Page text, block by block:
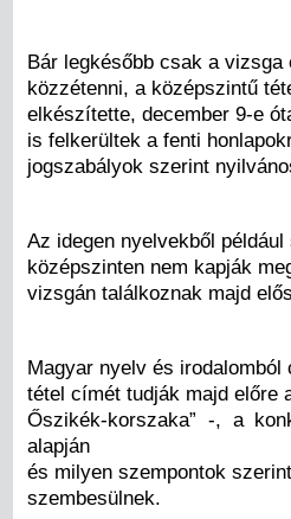
Bár legkésőbb csak a vizsga
közzétenni, a középszintű
elkészítette, december 9-e
is felkerültek a fenti
jogszabályok szerint
Az idegen nyelvekből
középszinten nem kapják
vizsgán találkoznak majd
Magyar nyelv és irodalomból
tétel címét tudják majd előre
Őszikék-korszaka” -, a
alapján
és milyen szempontok
szembesülnek.